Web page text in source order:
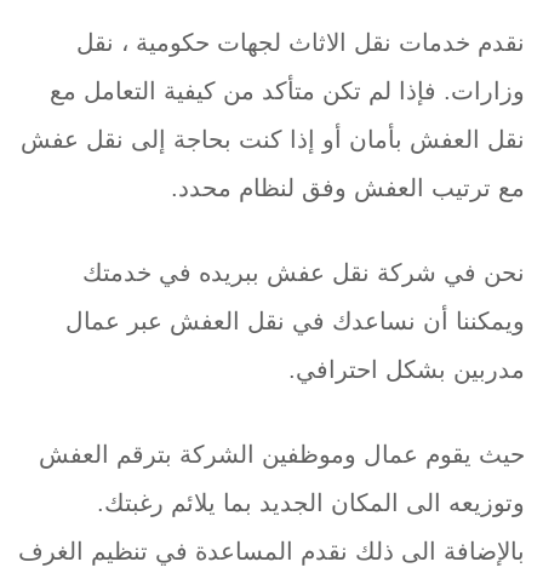
نقدم خدمات نقل الاثاث لجهات حكومية ، نقل
وزارات. فإذا لم تكن متأكد من كيفية التعامل مع
نقل العفش بأمان أو إذا كنت بحاجة إلى نقل عفش
مع ترتيب العفش وفق لنظام محدد.
نحن في شركة نقل عفش ببريده في خدمتك
ويمكننا أن نساعدك في نقل العفش عبر عمال
مدربين بشكل احترافي.
حيث يقوم عمال وموظفين الشركة بترقم العفش
وتوزيعه الى المكان الجديد بما يلائم رغبتك.
بالإضافة الى ذلك نقدم المساعدة في تنظيم الغرف